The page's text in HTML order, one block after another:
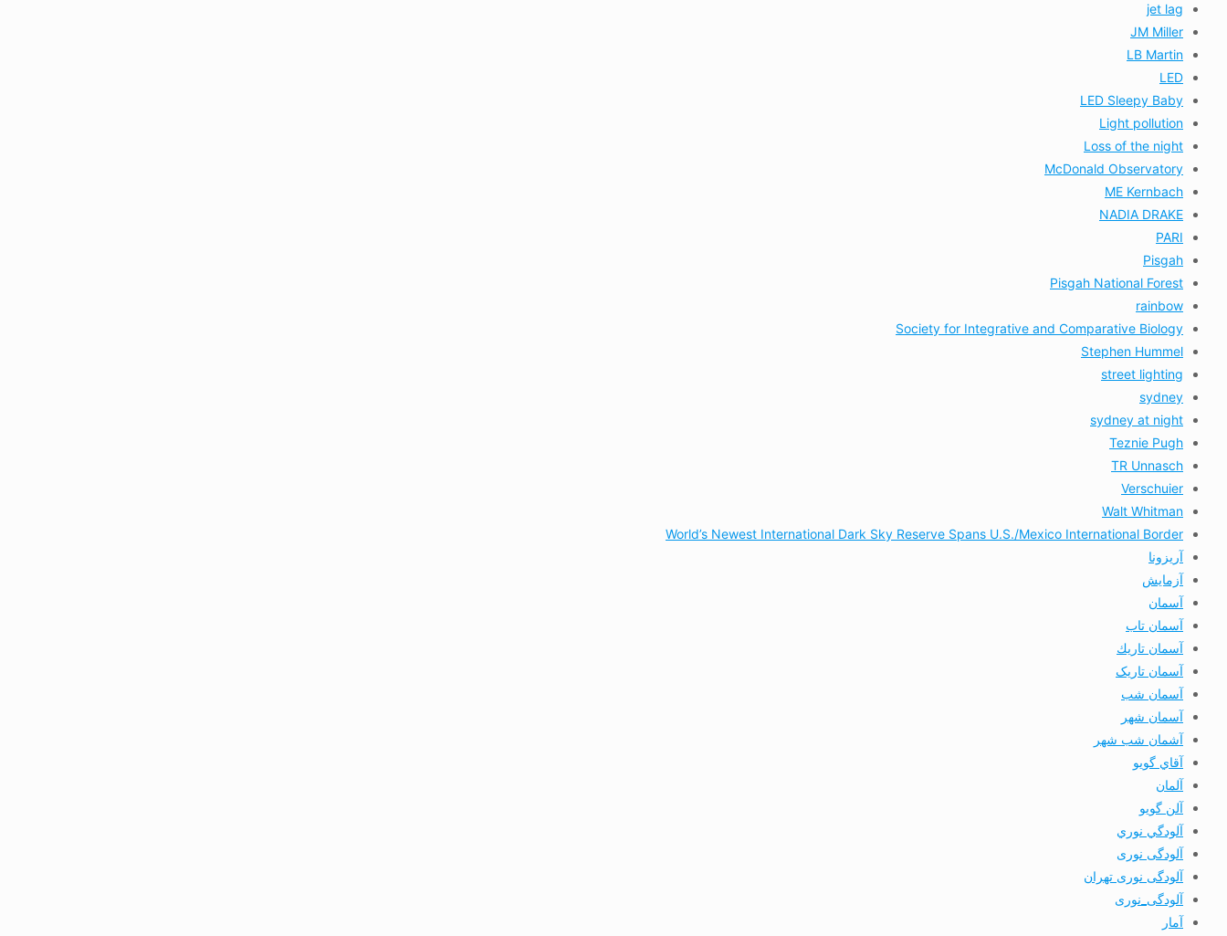
jet lag
JM Miller
LB Martin
LED
LED Sleepy Baby
Light pollution
Loss of the night
McDonald Observatory
ME Kernbach
NADIA DRAKE
PARI
Pisgah
Pisgah National Forest
rainbow
Society for Integrative and Comparative Biology
Stephen Hummel
street lighting
sydney
sydney at night
Teznie Pugh
TR Unnasch
Verschuier
Walt Whitman
World’s Newest International Dark Sky Reserve Spans U.S./Mexico International Border
آریزونا
آزمایش
آسمان
آسمان تاب
آسمان تاريك
آسمان تاریک
آسمان شب
آسمان شهر
آشمان شب شهر
آقاي گويو
آلمان
آلن گويو
آلودگي نوري
آلودگی نوری
آلودگی نوری تهران
آلودگی_نوری
آمار